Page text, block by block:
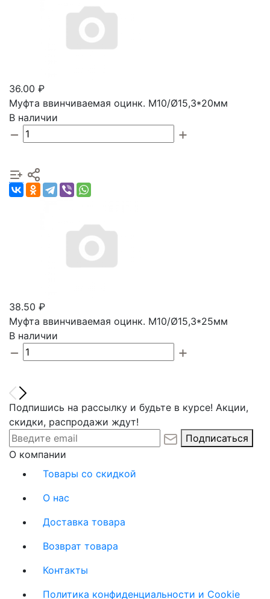
36.00 ₽
Муфта ввинчиваемая оцинк. М10/Ø15,3*20мм
В наличии
38.50 ₽
Муфта ввинчиваемая оцинк. М10/Ø15,3*25мм
В наличии
Подпишись на рассылку и будьте в курсе! Акции,
скидки, распродажи ждут!
Подписаться
О компании
Товары со скидкой
О нас
Доставка товара
Возврат товара
Контакты
Политика конфиденциальности и Cookie